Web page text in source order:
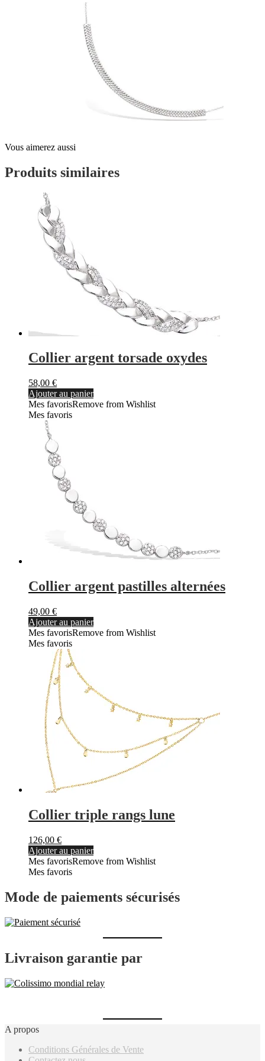
Vous aimerez aussi
Produits similaires
Collier argent torsade oxydes
58,00 €
Ajouter au panier
Mes favorisRemove from Wishlist
Mes favoris
Collier argent pastilles alternées
49,00 €
Ajouter au panier
Mes favorisRemove from Wishlist
Mes favoris
Collier triple rangs lune
126,00 €
Ajouter au panier
Mes favorisRemove from Wishlist
Mes favoris
Mode de paiements sécurisés
Livraison garantie par
A propos
Conditions Générales de Vente